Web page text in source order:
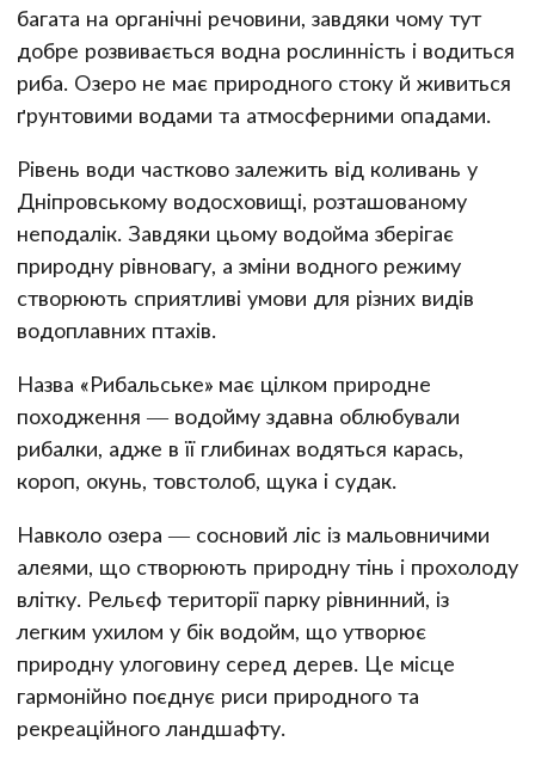
багата на органічні речовини, завдяки чому тут
добре розвивається водна рослинність і водиться
риба. Озеро не має природного стоку й живиться
ґрунтовими водами та атмосферними опадами.
Рівень води частково залежить від коливань у
Дніпровському водосховищі, розташованому
неподалік. Завдяки цьому водойма зберігає
природну рівновагу, а зміни водного режиму
створюють сприятливі умови для різних видів
водоплавних птахів.
Назва «Рибальське» має цілком природне
походження — водойму здавна облюбували
рибалки, адже в її глибинах водяться карась,
короп, окунь, товстолоб, щука і судак.
Навколо озера — сосновий ліс із мальовничими
алеями, що створюють природну тінь і прохолоду
влітку. Рельєф території парку рівнинний, із
легким ухилом у бік водойм, що утворює
природну улоговину серед дерев. Це місце
гармонійно поєднує риси природного та
рекреаційного ландшафту.